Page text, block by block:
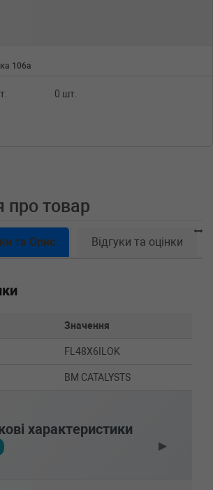
106а
0 шт.
про товар
та Опис Відгуки та оцінки
Значення
FL48X6ILOK
BM CATALYSTS
характеристики
▶